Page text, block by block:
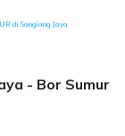
di Sangiang Jaya
- Bor Sumur